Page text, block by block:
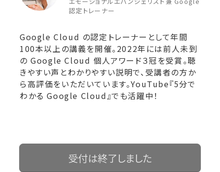
認定トレーナー
Google Cloud の認定トレーナーとして年間
100本以上の講義を開催。2022年には前人未到
の Google Cloud 個人アワード３冠を受賞。聴
きやすい声とわかりやすい説明で、受講者の方か
ら高評価をいただいています。YouTube『5分で
わかる Google Cloud』でも活躍中！
受付は終了しました